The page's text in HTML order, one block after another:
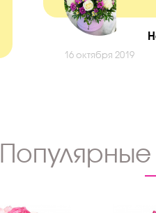
16 октября 2019